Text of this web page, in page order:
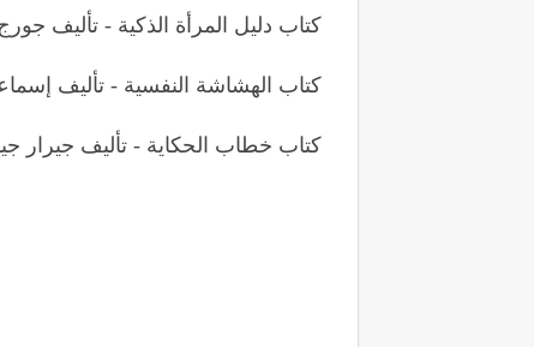
كتاب دليل المرأة الذكية - تأليف
كتاب الهشاشة النفسية - تأليف
كتاب خطاب الحكاية - تأليف جيرار